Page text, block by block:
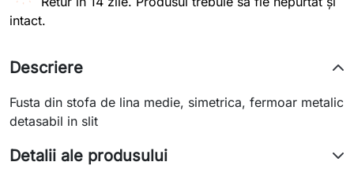
intact.
Descriere
Fusta din stofa de lina medie, simetrica, fermoar metalic
detasabil in slit
Detalii ale produsului